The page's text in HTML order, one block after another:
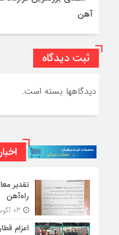
آهن
ثبت دیدگاه
دیدگاهها بسته است.
تقدیر
راه‌آهن
اعزام